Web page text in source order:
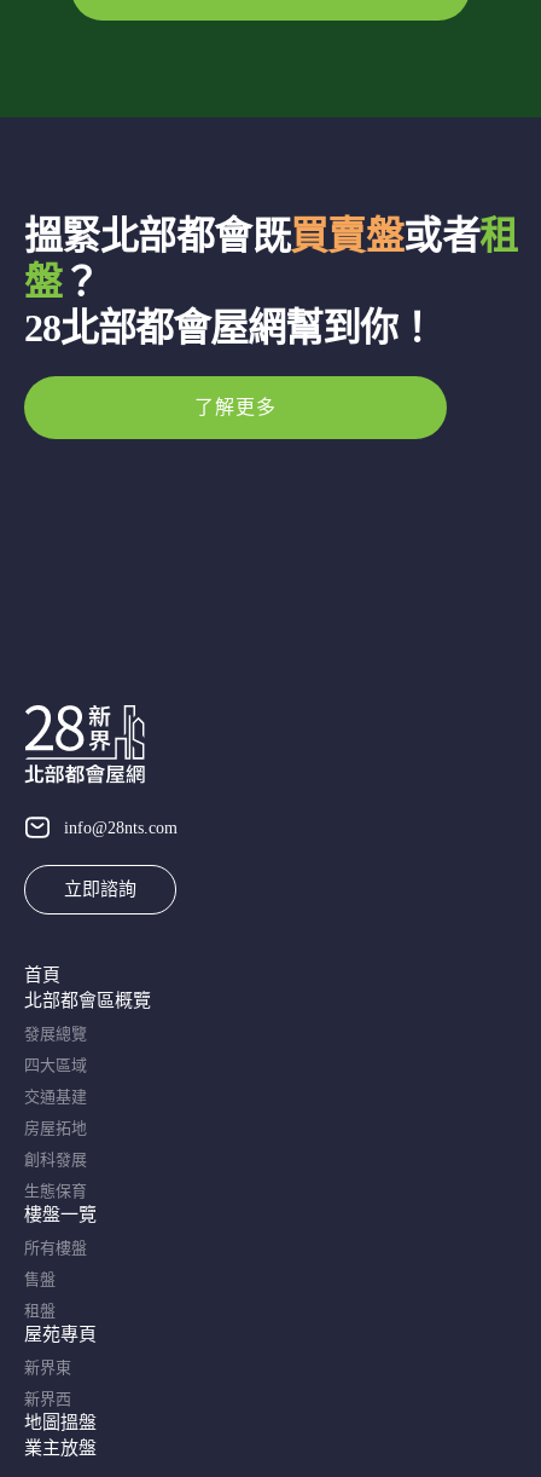
搵緊北部都會既買賣盤或者租
盤？
28北部都會屋網幫到你！
了解更多
info@28nts.com
立即諮詢
首頁
北部都會區概覽​
發展總覽
四大區域
交通基建
房屋拓地
創科發展
生態保育
樓盤一覽
所有樓盤
售盤
租盤
屋苑專頁
新界東
新界西
地圖搵盤
業主放盤